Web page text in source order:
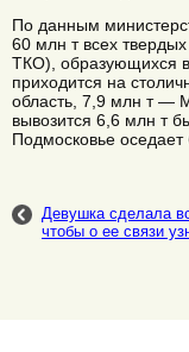
По данным
60 млн т всех
ТКО), образующихся в
приходится на
область, 7,9 млн т —
вывозится 6,6 млн т
Подмосковье
Девушка сделала
чтобы о ее связи